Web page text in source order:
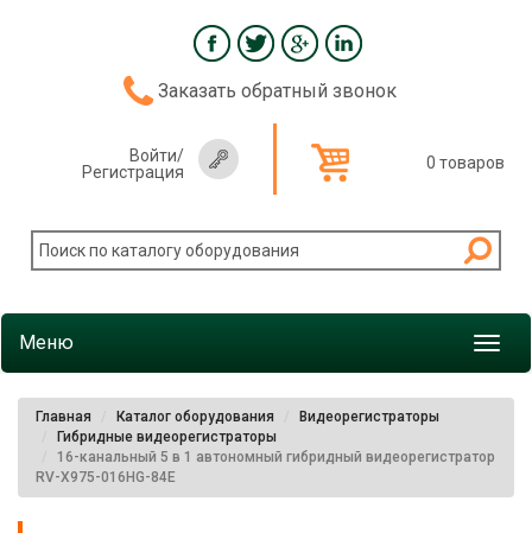
Заказать обратный звонок
Войти/
Регистрация
0 товаров
Меню
Главная Каталог оборудования
Видеорегистраторы
Гибридные видеорегистраторы
16-канальный 5 в 1 автономный гибридный видеорегистратор
RV-X975-016HG-84E